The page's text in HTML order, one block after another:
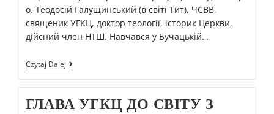
о. Теодосій Галущинський (в світі Тит), ЧСВВ,
священик УГКЦ, доктор теології, історик Церкви,
дійсний член НТШ. Навчався у Бучацькій…
Czytaj Dalej
ГЛАВА УГКЦ ДО СВІТУ З